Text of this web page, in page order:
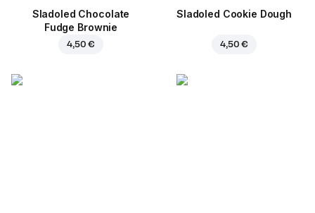
Sladoled Chocolate
Fudge Brownie
4,50 €
Sladoled Cookie Dough
4,50 €